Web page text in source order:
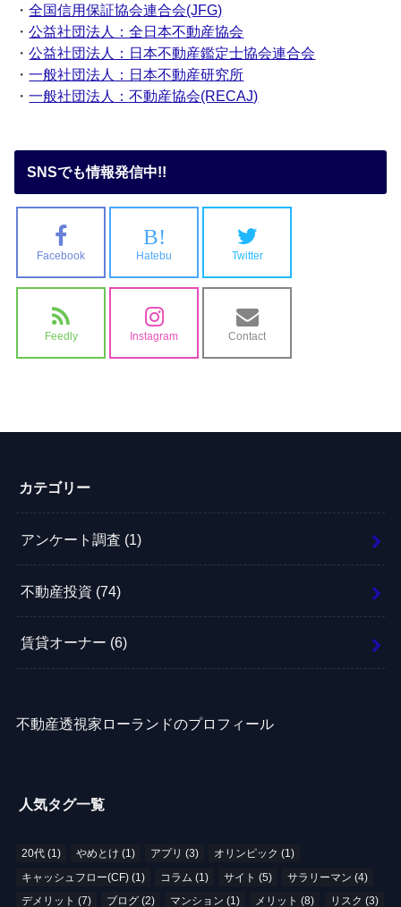
・全国信用保証協会連合会(JFG)
・公益社団法人：全日本不動産協会
・公益社団法人：日本不動産鑑定士協会連合会
・一般社団法人：日本不動産研究所
・一般社団法人：不動産協会(RECAJ)
SNSでも情報発信中!!
Facebook
B!
Hatebu Twitter
Feedly Instagram Contact
カテゴリー
アンケート調査 (1)
不動産投資 (74)
賃貸オーナー (6)
不動産透視家ローランドのプロフィール
人気タグ一覧
20代(1) やめとけ (1) アプリ (3) オリンピック (1)
キャッシュフロー(CF)(1) コラム (1) サイト (5) サラリーマン (4)
デメリット (7) ブログ (2) マンション (1) メリット (8) リスク (3)